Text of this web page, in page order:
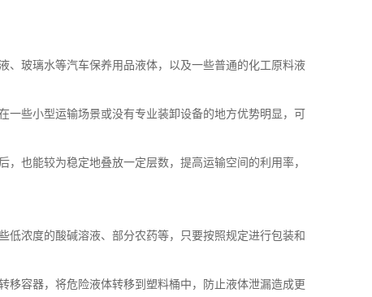
、玻璃水等汽车保养用品液体，以及一些普通的化工原料液
些小型运输场景或没有专业装卸设备的地方优势明显，可
也能较为稳定地叠放一定层数，提高运输空间的利用率，
低浓度的酸碱溶液、部分农药等，只要按照规定进行包装和
移容器，将危险液体转移到塑料桶中，防止液体泄漏造成更